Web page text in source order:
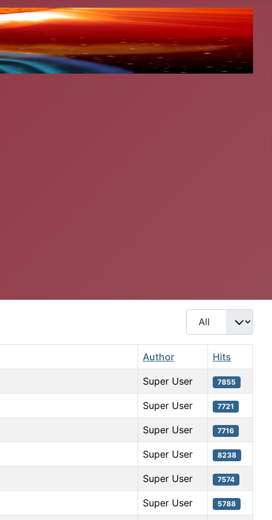
Display #
Author Hits
Super User 7855
Super User 7721
Super User 7716
Super User 8238
Super User 7574
Super User 5788